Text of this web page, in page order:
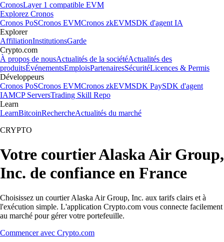
CronosLayer 1 compatible EVM
Explorez Cronos
Cronos PoSCronos EVMCronos zkEVMSDK d'agent IA
Explorer
AffiliationInstitutionsGarde
Crypto.com
À propos de nousActualités de la sociétéActualités des
produitsÉvénementsEmploisPartenairesSécuritéLicences & Permis
Développeurs
Cronos PoSCronos EVMCronos zkEVMSDK PaySDK d'agent
IAMCP ServersTrading Skill Repo
Learn
LearnBitcoinRechercheActualités du marché
CRYPTO
Votre courtier Alaska Air Group,
Inc. de confiance en France
Choisissez un courtier Alaska Air Group, Inc. aux tarifs clairs et à
l'exécution simple. L'application Crypto.com vous connecte facilement
au marché pour gérer votre portefeuille.
Commencer avec Crypto.com